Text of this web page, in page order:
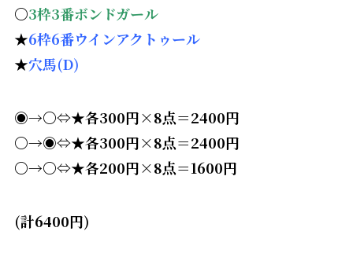
〇3枠3番ボンドガール
★6枠6番ウインアクトゥール
★穴馬(D)
◉→〇⇔★各300円×8点＝2400円
〇→◉⇔★各300円×8点＝2400円
〇→〇⇔★各200円×8点＝1600円
(計6400円)